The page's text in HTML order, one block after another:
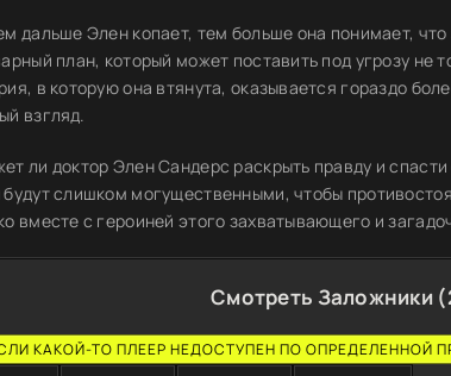
дальше Элен копает, тем больше она понимает, что
план, который может поставить под угрозу не
в которую она втянута, оказывается гораздо
взгляд.
ли доктор Элен Сандерс раскрыть правду и
слишком могущественными, чтобы
вместе с героиней этого захватывающего и
Смотреть Заложники
КАКОЙ-ТО ПЛЕЕР НЕДОСТУПЕН ПО ОПРЕДЕЛЕННОЙ